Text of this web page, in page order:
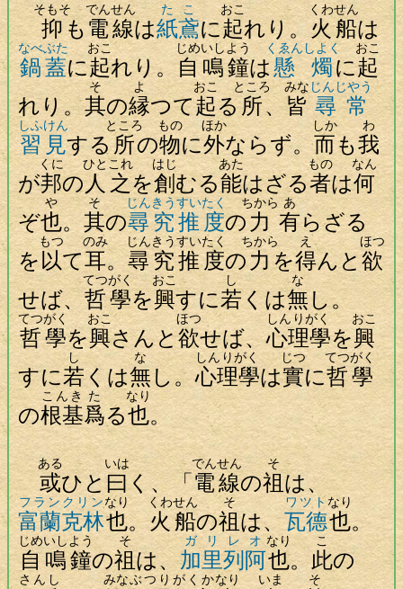
抑
そもそ
も 電線
でんせん
は紙鳶
たこ
に起
おこ
れり。 火船
くわせん
は
鍋蓋
なべぶた
に起
おこ
れり。自鳴鐘
じめいしよう
は懸燭
くゑんしよく
に起
おこ
れり。其
そ
の縁
よ
つて起
おこ
る所
ところ
、皆
みな
尋常
じんじやう
習見
しふけん
する所
ところ
の物
もの
に外
ほか
ならず。而
しか
も我
わ
が邦
くに
の人
ひと
之
これ
を創
はじ
むる能
あた
はざる者
もの
は何
なん
ぞ也
や
。 其
そ
の尋究
じんきう
推度
すいたく
の 力
ちから
有
あ
らざる
を以
もつ
て耳
のみ
。尋究
じんきう
推度
すいたく
の力
ちから
を得
え
んと欲
ほつ
せば、 哲學
てつがく
を興
おこ
すに若
し
くは無
な
し。
哲學
てつがく
を興
おこ
さんと欲
ほつ
せば、心理學
しんりがく
を興
おこ
すに若
し
くは無
な
し。心理學
しんりがく
は實
じつ
に哲學
てつがく
の根基
こんき
爲
た
る也
なり
。
或
ある
ひと曰
いは
く、「電線
でんせん
の祖
そ
は、
富蘭克林
フランクリン
也
なり
。火船
くわせん
の祖
そ
は、瓦德
ワツト
也
なり
。
自鳴鐘
じめいしよう
の祖
そ
は、加里列阿
ガリレオ
也
なり
。此
こ
の
さんし みなぶつりがくかなり いま そ